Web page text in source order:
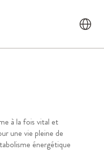
à la fois vital et
une vie pleine de
énergétique